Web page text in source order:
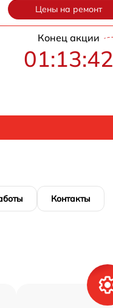
Цены на ремонт
Конец акции
01:13:42
Контакты